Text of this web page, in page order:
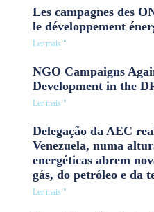
Les campagnes des
le développement
Ler mais "
NGO Campaigns
Development in the
Ler mais "
Delegação da AEC
Venezuela, numa
energéticas abrem
gás, do petróleo e da
Ler mais "